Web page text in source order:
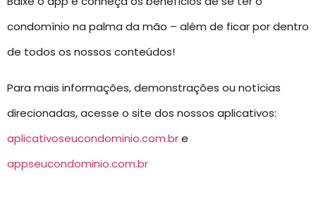
condomínio na palma da mão – além de ficar por dentro
de todos os nossos conteúdos!
Para mais informações, demonstrações ou notícias
direcionadas, acesse o site dos nossos aplicativos:
aplicativoseucondominio.com.bre
appseucondominio.com.br